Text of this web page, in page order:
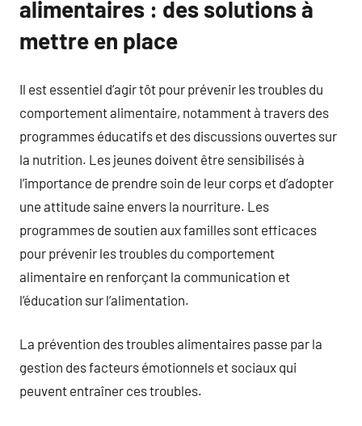
alimentaires : des solutions à
mettre en place
Il est essentiel d’agir tôt pour prévenir les troubles du
comportement alimentaire, notamment à travers des
programmes éducatifs et des discussions ouvertes sur
la nutrition. Les jeunes doivent être sensibilisés à
l’importance de prendre soin de leur corps et d’adopter
une attitude saine envers la nourriture. Les
programmes de soutien aux familles sont efficaces
pour prévenir les troubles du comportement
alimentaire en renforçant la communication et
l’éducation sur l’alimentation.
La prévention des troubles alimentaires passe par la
gestion des facteurs émotionnels et sociaux qui
peuvent entraîner ces troubles.